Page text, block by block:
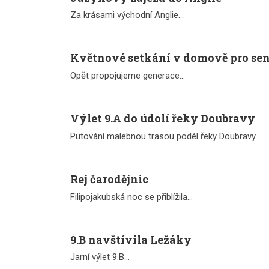
Za krásami východní Anglie...
Květnové setkání v domově pro
Opět propojujeme generace...
Výlet 9.A do údolí řeky Doubravy
Putování malebnou trasou podél řeky Doubravy...
Rej čarodějnic
Filipojakubská noc se přiblížila...
9.B navštívila Ležáky
Jarní výlet 9.B...